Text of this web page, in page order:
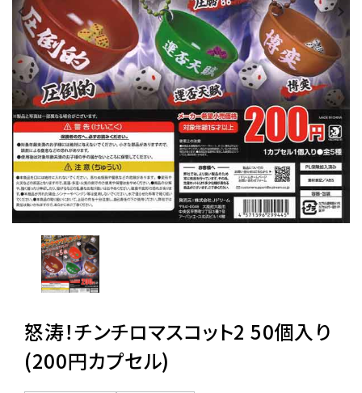
販促用空カプセル
レンタル
景品・玩具・文具
販促用カプセルトイ
よくあるご質問
06-6282-7659
怒涛！チンチロマスコット2 50個入り
(200円カプセル)